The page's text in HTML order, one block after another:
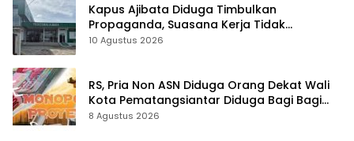
Kapus Ajibata Diduga Timbulkan
Propaganda, Suasana Kerja Tidak
Harmonis
10 Agustus 2026
RS, Pria Non ASN Diduga Orang Dekat Wali
Kota Pematangsiantar Diduga Bagi Bagi
Proyek ke Kontraktor
8 Agustus 2026